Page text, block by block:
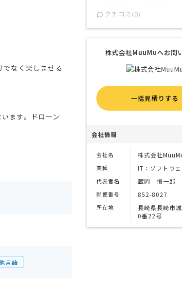
なく楽しませる
ます。ドローン
言語
クチコミ(0)
株式会社MuuMuへお問
一括見積りする
会社情報
会社名 株式会社
業種 IT：ソフトウ
代表者名 蔵岡 恒一郎
郵便番号 852-8027
所在地
長崎県長崎市
0番22号